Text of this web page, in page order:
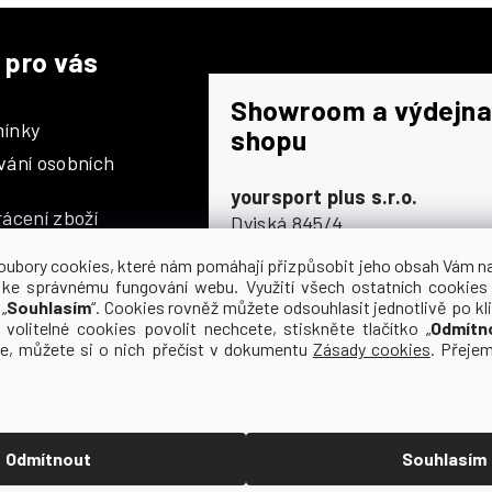
cookies, které nám pomáhají přizpůsobit jeho obsah Vám
správnému fungování webu. Využití všech ostatních
Souhlasím“. Cookies rovněž můžete odsouhlasit jednotlivě po
volitelné cookies povolit nechcete, stiskněte tlačítko „
můžete si o nich přečíst v dokumentu Zásady cookies.
Odmítnout Souhlasím
c
p
y
ý
p
i
s
u
vás
osobních
zboží
Showroom a
shopu
yoursport plus s.r.o.
Dyjská 845/4
Po - Čt
9:00 - 16:30
Pá
9:00 - 15:30
So
zavřeno
zavřeno